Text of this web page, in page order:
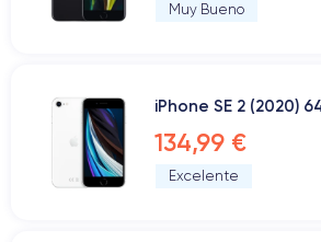
Muy Bueno
iPhone SE 2 (2020)
134,99 €
Excelente